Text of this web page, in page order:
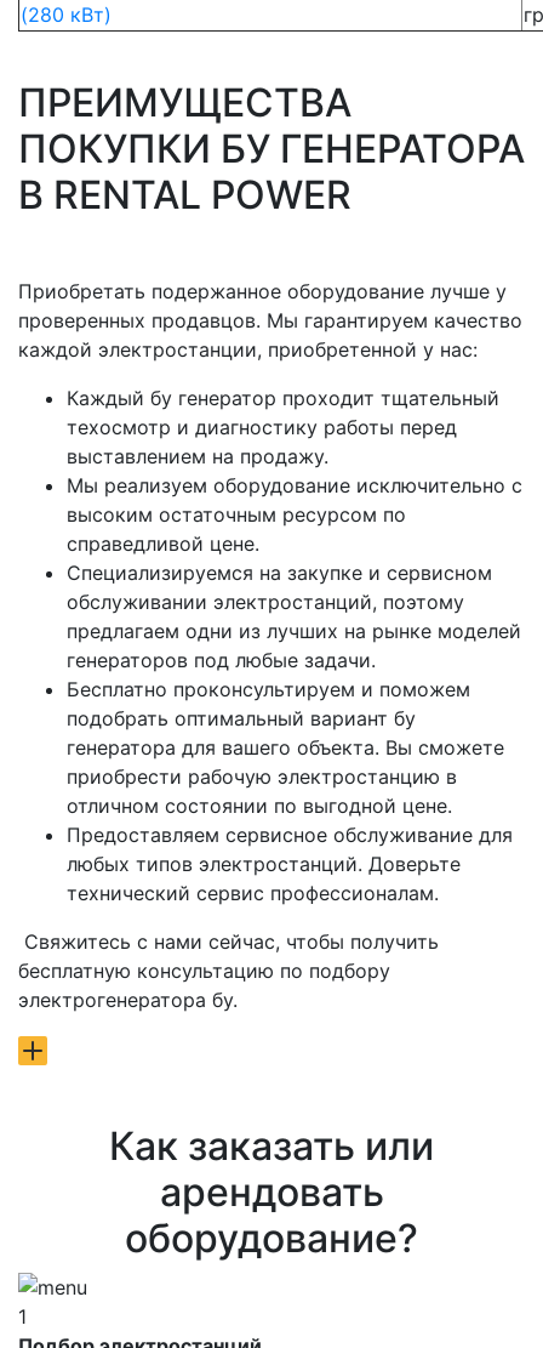
(280 кВт)
ПРЕИМУЩЕСТВА
ПОКУПКИ БУ ГЕНЕРАТОРА
В RENTAL POWER
Приобретать подержанное оборудование лучше у
проверенных продавцов. Мы гарантируем качество
каждой электростанции, приобретенной у нас:
Каждый бу генератор проходит тщательный
техосмотр и диагностику работы перед
выставлением на продажу.
Мы реализуем оборудование исключительно с
высоким остаточным ресурсом по
справедливой цене.
Специализируемся на закупке и сервисном
обслуживании электростанций, поэтому
предлагаем одни из лучших на рынке моделей
генераторов под любые задачи.
Бесплатно проконсультируем и поможем
подобрать оптимальный вариант бу
генератора для вашего объекта. Вы сможете
приобрести рабочую электростанцию в
отличном состоянии по выгодной цене.
Предоставляем сервисное обслуживание для
любых типов электростанций. Доверьте
технический сервис профессионалам.
Свяжитесь с нами сейчас, чтобы получить
бесплатную консультацию по подбору
электрогенератора бу.
Как заказать или
арендовать
оборудование?
1